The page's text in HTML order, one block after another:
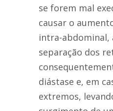
se forem mal
causar o
intra-abdominal,
separação dos
diástase e, em
extremos,